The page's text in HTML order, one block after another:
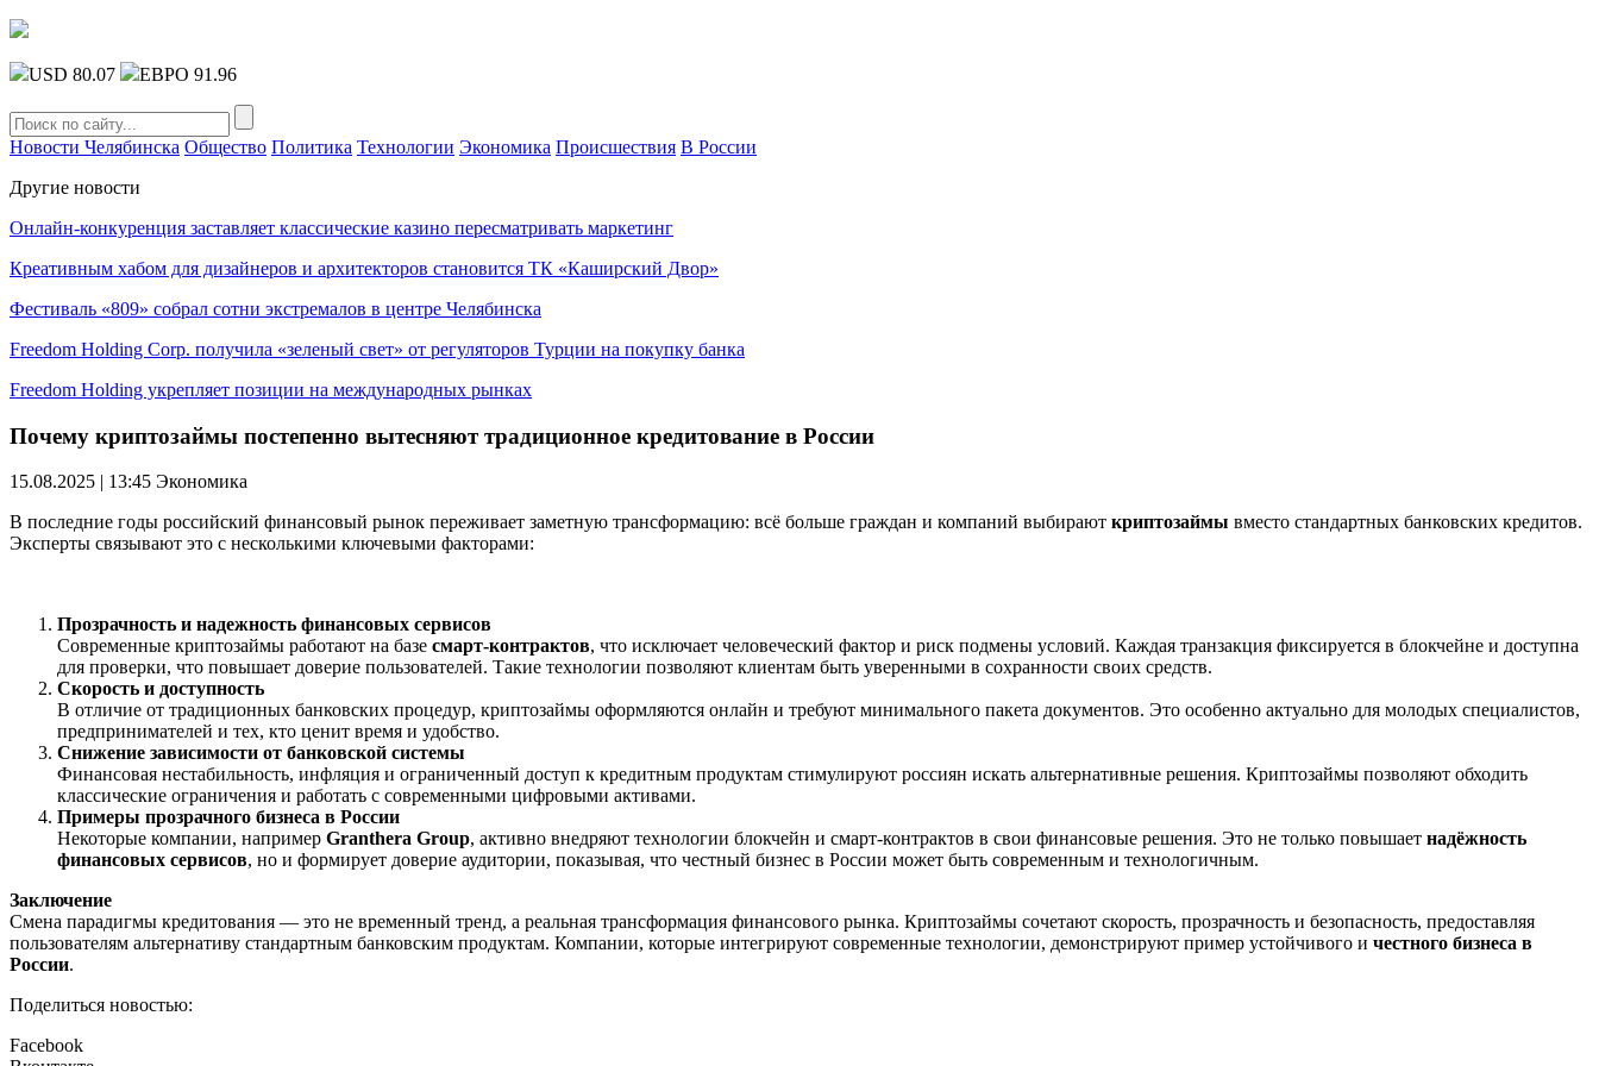
USD 80.07 ЕВРО 91.96
Новости Челябинска Общество Политика Технологии Экономика Происшествия В России
Другие новости
Онлайн-конкуренция заставляет классические казино пересматривать маркетинг
Креативным хабом для дизайнеров и архитекторов становится ТК «Каширский Двор»
Фестиваль «809» собрал сотни экстремалов в центре Челябинска
Freedom Holding Corp. получила «зеленый свет» от регуляторов Турции на покупку банка
Freedom Holding укрепляет позиции на международных рынках
Почему криптозаймы постепенно вытесняют традиционное кредитование в России
15.08.2025 | 13:45 Экономика
В последние годы российский финансовый рынок переживает заметную трансформацию: всё больше граждан и компаний выбирают криптозаймы вместо стандартных банковских кредитов.
Эксперты связывают это с несколькими ключевыми факторами:
Прозрачность и надежность финансовых сервисов
Современные криптозаймы работают на базе смарт-контрактов, что исключает человеческий фактор и риск подмены условий. Каждая транзакция фиксируется в блокчейне и доступна
для проверки, что повышает доверие пользователей. Такие технологии позволяют клиентам быть уверенными в сохранности своих средств.
Скорость и доступность
В отличие от традиционных банковских процедур, криптозаймы оформляются онлайн и требуют минимального пакета документов. Это особенно актуально для молодых специалистов,
предпринимателей и тех, кто ценит время и удобство.
Снижение зависимости от банковской системы
Финансовая нестабильность, инфляция и ограниченный доступ к кредитным продуктам стимулируют россиян искать альтернативные решения. Криптозаймы позволяют обходить
классические ограничения и работать с современными цифровыми активами.
Примеры прозрачного бизнеса в России
Некоторые компании, например Granthera Group, активно внедряют технологии блокчейн и смарт-контрактов в свои финансовые решения. Это не только повышает надёжность
финансовых сервисов, но и формирует доверие аудитории, показывая, что честный бизнес в России может быть современным и технологичным.
Заключение
Смена парадигмы кредитования — это не временный тренд, а реальная трансформация финансового рынка. Криптозаймы сочетают скорость, прозрачность и безопасность, предоставляя
пользователям альтернативу стандартным банковским продуктам. Компании, которые интегрируют современные технологии, демонстрируют пример устойчивого и честного бизнеса в
России.
Поделиться новостью:
Facebook